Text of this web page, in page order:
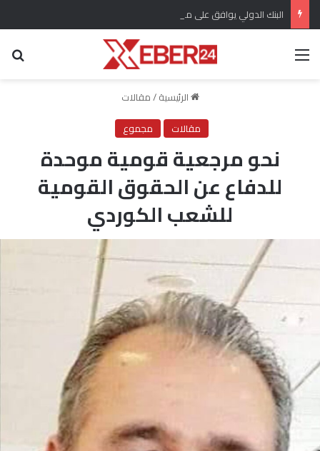
القائمة
الرئيسية/مقالات
مقالات
مجموع
نحو مرجعية قومية موحدة
للدفاع عن الحقوق القومية
للشعب الكوردي